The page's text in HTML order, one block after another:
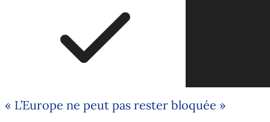
« L’Europe ne peut pas rester bloquée »